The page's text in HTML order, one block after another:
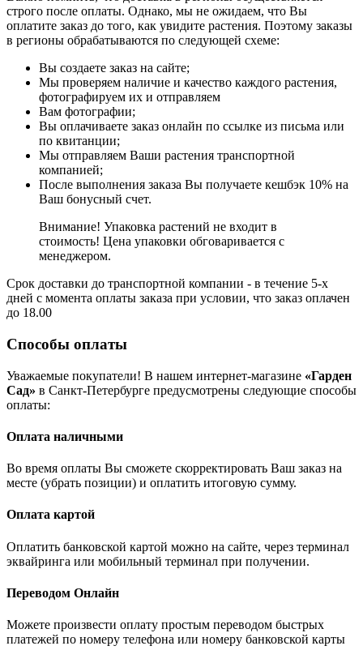
строго после оплаты. Однако, мы не ожидаем, что Вы
оплатите заказ до того, как увидите растения. Поэтому заказы
в регионы обрабатываются по следующей схеме:
Вы создаете заказ на сайте;
Мы проверяем наличие и качество каждого растения,
фотографируем их и отправляем
Вам фотографии;
Вы оплачиваете заказ онлайн по ссылке из письма или
по квитанции;
Мы отправляем Ваши растения транспортной
компанией;
После выполнения заказа Вы получаете кешбэк 10% на
Ваш бонусный счет.
Внимание! Упаковка растений не входит в
стоимость! Цена упаковки обговаривается с
менеджером.
Срок доставки до транспортной компании - в течение 5-х
дней с момента оплаты заказа при условии, что заказ оплачен
до 18.00
Способы оплаты
Уважаемые покупатели! В нашем интернет-магазине «Гарден
Сад» в Санкт-Петербурге предусмотрены следующие способы
оплаты:
Оплата наличными
Во время оплаты Вы сможете скорректировать Ваш заказ на
месте (убрать позиции) и оплатить итоговую сумму.
Оплата картой
Оплатить банковской картой можно на сайте, через терминал
эквайринга или мобильный терминал при получении.
Переводом Онлайн
Можете произвести оплату простым переводом быстрых
платежей по номеру телефона или номеру банковской карты